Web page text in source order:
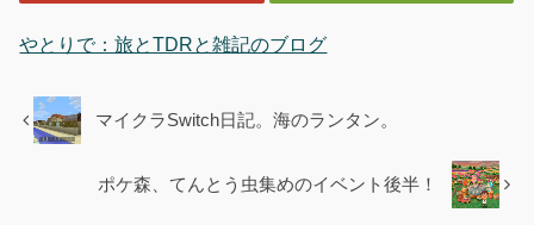
やとりで：旅とTDRと雑記のブログ
マイクラSwitch日記。海のランタン。
ポケ森、てんとう虫集めのイベント後半！